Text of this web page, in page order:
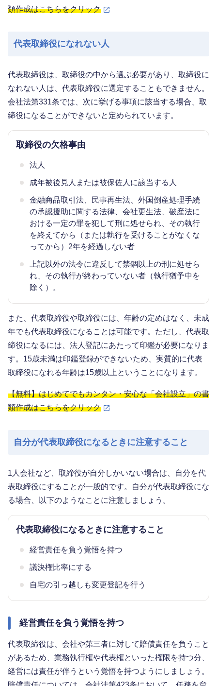
類作成はこちらをクリック
代表取締役になれない人
代表取締役は、取締役の中から選ぶ必要があり、取締役に
なれない人は、代表取締役に選定することもできません。
会社法第331条では、次に挙げる事項に該当する場合、取
締役になることができないと定められています。
取締役の欠格事由
法人
成年被後見人または被保佐人に該当する人
金融商品取引法、民事再生法、外国倒産処理手続
の承認援助に関する法律、会社更生法、破産法に
おける一定の罪を犯して刑に処せられ、その執行
を終えてから（または執行を受けることがなくな
ってから）2年を経過しない者
上記以外の法令に違反して禁錮以上の刑に処せら
れ、その執行が終わっていない者（執行猶予中を
除く）。
また、代表取締役や取締役には、年齢の定めはなく、未成
年でも代表取締役になることは可能です。ただし、代表取
締役になるには、法人登記にあたって印鑑が必要になりま
す。15歳未満は印鑑登録ができないため、実質的に代表
取締役になれる年齢は15歳以上ということになります。
【無料】はじめてでもカンタン・安心な「会社設立」の書
類作成はこちらをクリック
自分が代表取締役になるときに注意すること
1人会社など、取締役が自分しかいない場合は、自分を代
表取締役にすることが一般的です。自分が代表取締役にな
る場合、以下のようなことに注意しましょう。
代表取締役になるときに注意すること
経営責任を負う覚悟を持つ
議決権比率にする
自宅の引っ越しも変更登記を行う
経営責任を負う覚悟を持つ
代表取締役は、会社や第三者に対して賠償責任を負うこと
があるため、業務執行権や代表権といった権限を持つ分、
経営には責任が伴うという覚悟を持つようにしましょう。